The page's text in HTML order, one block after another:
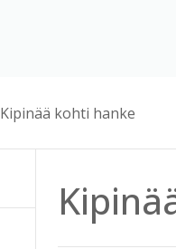
Kipinää kohti hanke